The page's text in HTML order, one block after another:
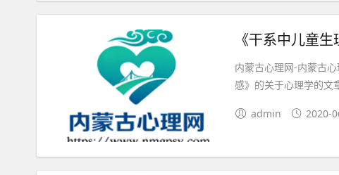
《干系中儿童
内蒙古心理网-内蒙古
感》的关于心理学的
admin 2020-